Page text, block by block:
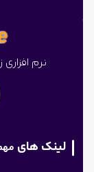
نرم
لینک های